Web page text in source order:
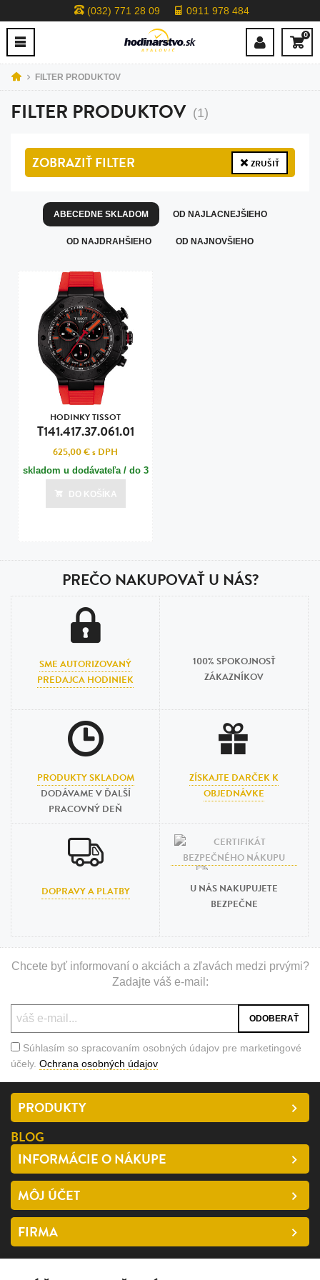
(032) 771 28 09 0911 978 484
0
FILTER PRODUKTOV
FILTER PRODUKTOV (1)
ZOBRAZIŤFILTER ZRUŠIŤ
ABECEDNE SKLADOM OD NAJLACNEJŠIEHO
OD NAJDRAHŠIEHO OD NAJNOVŠIEHO
HODINKY TISSOT
T141.417.37.061.01
625,00 €s DPH
skladom u dodávateľa / do 3
dní
Posledná aktualizácia dnes o 19:00
DO KOŠÍKA
PREČO NAKUPOVAŤ U NÁS?
SME AUTORIZOVANÝ
PREDAJCA HODINIEK
100% SPOKOJNOSŤ
ZÁKAZNÍKOV
PRODUKTY SKLADOM
DODÁVAME V ĎALŠÍ
PRACOVNÝ DEŇ
ZÍSKAJTE DARČEK K
OBJEDNÁVKE
DOPRAVY A PLATBY
U NÁS NAKUPUJETE
BEZPEČNE
Chcete byť informovaní o akciách a zľavách medzi prvými?
Zadajte váš e-mail:
Súhlasím so spracovaním osobných údajov pre marketingové
účely. Ochrana osobných údajov
PRODUKTY
BLOG
INFORMÁCIE O NÁKUPE
MÔJ ÚČET
FIRMA